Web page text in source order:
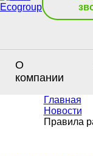
О
компании
Главная
Новости
Правила